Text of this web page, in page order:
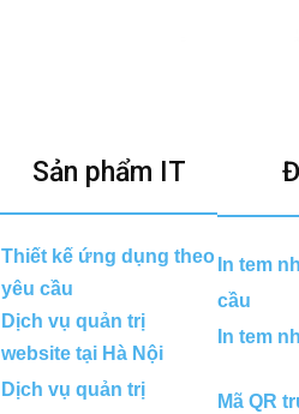
Sản phẩm IT
Thiết kế ứng dụng theo
yêu cầu
Dịch vụ quản trị
website tại Hà Nội
Dịch vụ quản trị
In tem
cầu
In tem
Mã QR